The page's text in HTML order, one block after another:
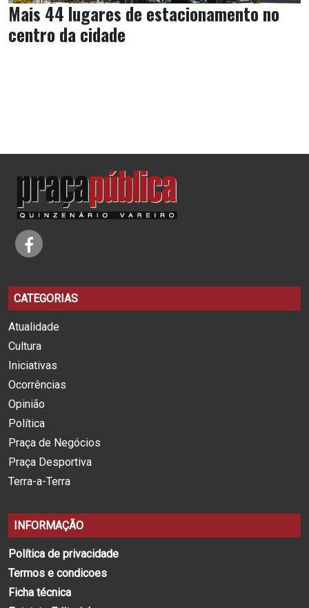
Mais 44 lugares de estacionamento no
centro da cidade
CATEGORIAS
Atualidade
Cultura
Iniciativas
Ocorrências
Opinião
Política
Praça de Negócios
Praça Desportiva
Terra-a-Terra
INFORMAÇÃO
Política de privacidade
Termos e condicoes
Ficha técnica